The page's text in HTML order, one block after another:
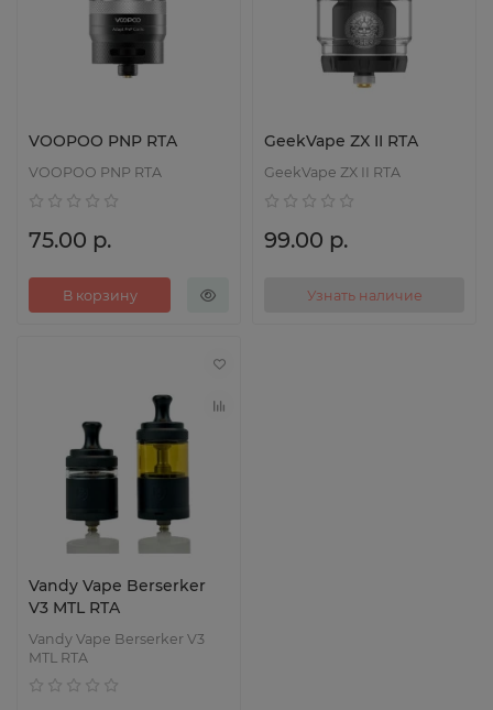
VOOPOO PNP RTA
VOOPOO PNP RTA
75.00 р.
В корзину
GeekVape ZX II RTA
GeekVape ZX II RTA
99.00 р.
Узнать наличие
Vandy Vape Berserker
V3 MTL RTA
Vandy Vape Berserker V3
MTL RTA